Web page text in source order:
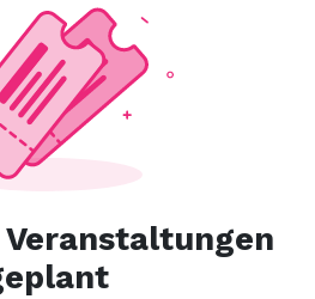
Veranstaltungen